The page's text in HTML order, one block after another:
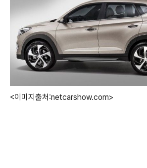
<이미지출처:netcarshow.com>